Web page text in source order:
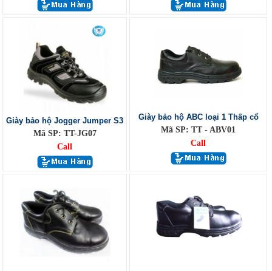
Giày bảo hộ Jogger Jumper S3
Mã SP: TT-JG07
Call
Giày bảo hộ ABC loại 1 Thấp cổ
Mã SP: TT - ABV01
Call